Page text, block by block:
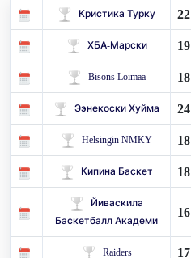
Кристика Турку 22
ХБА-Марски 19
Bisons Loimaa 18
Ээнекоски Хуйма 24
Helsingin NMKY 18
Кипина Баскет 18
Йиваскила
Баскетбалл Академи
16
Raiders 17